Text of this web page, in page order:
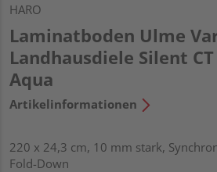
HARO
Laminatboden Ulme
Landhausdiele Silent CT
Aqua
Artikelinformationen
220 x 24,3 cm, 10 mm stark,
Fold-Down